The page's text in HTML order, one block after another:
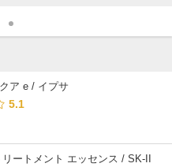
ア e / イプサ
5.1
ートメント エッセンス / SK-II